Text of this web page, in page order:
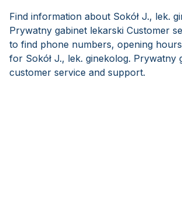
Find information about Sokół J., lek.
Prywatny gabinet lekarski Customer
to find phone numbers, opening
for Sokół J., lek. ginekolog. Prywatny
customer service and support.